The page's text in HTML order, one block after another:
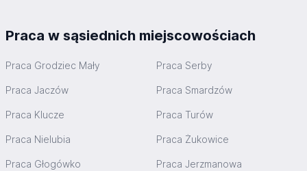
Praca w sąsiednich miejscowościach
Praca Grodziec Mały Praca Serby
Praca Jaczów Praca Smardzów
Praca Klucze Praca Turów
Praca Nielubia Praca Żukowice
Praca Głogówko Praca Jerzmanowa